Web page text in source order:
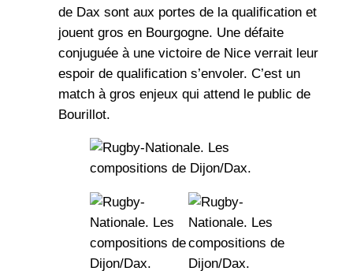
de Dax sont aux portes de la qualification et
jouent gros en Bourgogne. Une défaite
conjuguée à une victoire de Nice verrait leur
espoir de qualification s’envoler. C’est un
match à gros enjeux qui attend le public de
Bourillot.